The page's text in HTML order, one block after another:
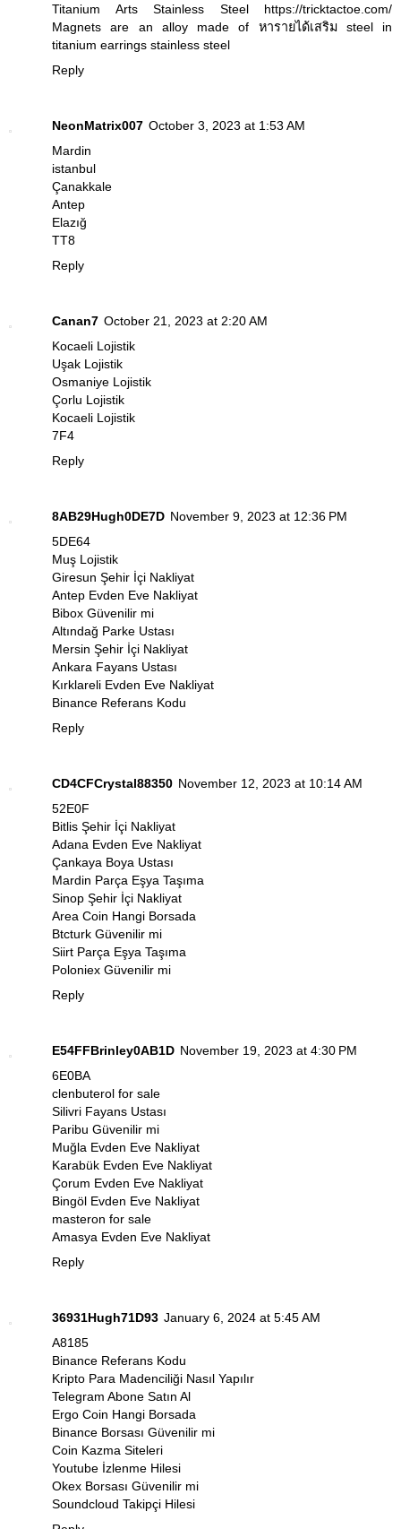
Titanium Arts Stainless Steel https://tricktactoe.com/
Magnets are an alloy made of หารายได้เสริม steel in
titanium earrings stainless steel
Reply
NeonMatrix007 October 3, 2023 at 1:53 AM
Mardin
istanbul
Çanakkale
Antep
Elazığ
TT8
Reply
Canan7 October 21, 2023 at 2:20 AM
Kocaeli Lojistik
Uşak Lojistik
Osmaniye Lojistik
Çorlu Lojistik
Kocaeli Lojistik
7F4
Reply
8AB29Hugh0DE7D November 9, 2023 at 12:36 PM
5DE64
Muş Lojistik
Giresun Şehir İçi Nakliyat
Antep Evden Eve Nakliyat
Bibox Güvenilir mi
Altındağ Parke Ustası
Mersin Şehir İçi Nakliyat
Ankara Fayans Ustası
Kırklareli Evden Eve Nakliyat
Binance Referans Kodu
Reply
CD4CFCrystal88350 November 12, 2023 at 10:14 AM
52E0F
Bitlis Şehir İçi Nakliyat
Adana Evden Eve Nakliyat
Çankaya Boya Ustası
Mardin Parça Eşya Taşıma
Sinop Şehir İçi Nakliyat
Area Coin Hangi Borsada
Btcturk Güvenilir mi
Siirt Parça Eşya Taşıma
Poloniex Güvenilir mi
Reply
E54FFBrinley0AB1D November 19, 2023 at 4:30 PM
6E0BA
clenbuterol for sale
Silivri Fayans Ustası
Paribu Güvenilir mi
Muğla Evden Eve Nakliyat
Karabük Evden Eve Nakliyat
Çorum Evden Eve Nakliyat
Bingöl Evden Eve Nakliyat
masteron for sale
Amasya Evden Eve Nakliyat
Reply
36931Hugh71D93 January 6, 2024 at 5:45 AM
A8185
Binance Referans Kodu
Kripto Para Madenciliği Nasıl Yapılır
Telegram Abone Satın Al
Ergo Coin Hangi Borsada
Binance Borsası Güvenilir mi
Coin Kazma Siteleri
Youtube İzlenme Hilesi
Okex Borsası Güvenilir mi
Soundcloud Takipçi Hilesi